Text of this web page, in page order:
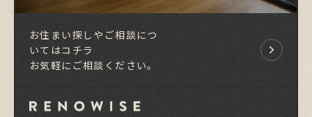
お住まい探しやご相談につ
いてはコチラ
お気軽にご相談ください。